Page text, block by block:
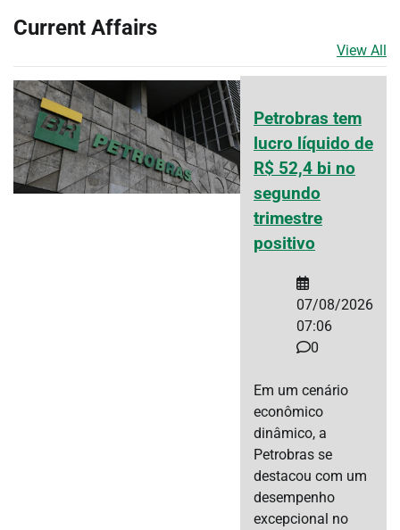
Current Affairs
View All
Petrobras tem
lucro líquido de
R$ 52,4 bi no
segundo
trimestre
positivo
07/08/2026
07:06
0
Em um cenário
econômico
dinâmico, a
Petrobras se
destacou com um
desempenho
excepcional no